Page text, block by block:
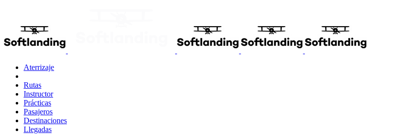
Aterrizaje
Rutas
Instructor
Prácticas
Pasajeros
Destinaciones
Llegadas